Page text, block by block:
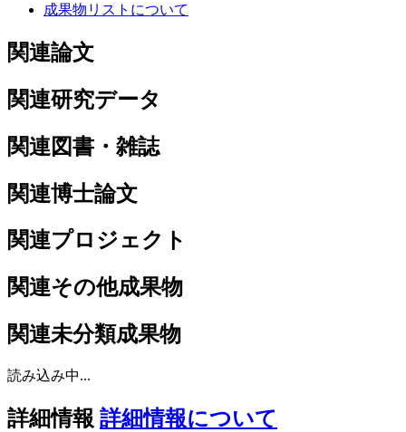
成果物リストについて
関連論文
関連研究データ
関連図書・雑誌
関連博士論文
関連プロジェクト
関連その他成果物
関連未分類成果物
読み込み中...
詳細情報 詳細情報について